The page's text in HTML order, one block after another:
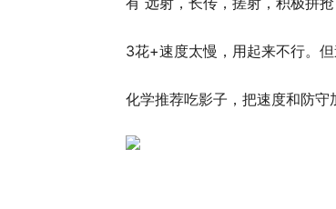
3花+速度太慢，用起来不行。
化学推荐吃影子，把速度和防守